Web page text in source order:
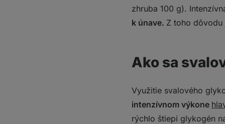
zhruba 100 g).
k únave. Z toho
Ako sa
Využitie svalového
intenzívnom výkone
rýchlo štiepi glykogén